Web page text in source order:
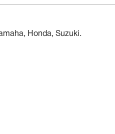
Honda, Suzuki.